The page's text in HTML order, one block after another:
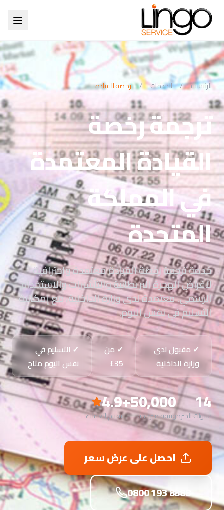
الرئيسية / الخدمات / رخصة القيادة
ترجمة رخصة
القيادة المعتمدة
في المملكة
المتحدة
خدمة ترجمة رخصة القيادة معتمدة واحترافية
لأغراض الهجرة البريطانية والتأشيرات والاستخدام
الرسمي. معتمدة لدى وزارة الداخلية، مع إمكانية
التسليم في نفس اليوم.
✓ مقبول لدى
وزارة الداخلية
✓ من
✓ التسليم في
نفس اليوم متاح
14
سنوات الخبرة50,000+
وثيقة مترجمة 4.9
تقييم العملاء
احصل على عرض سعر
0800 193 8888